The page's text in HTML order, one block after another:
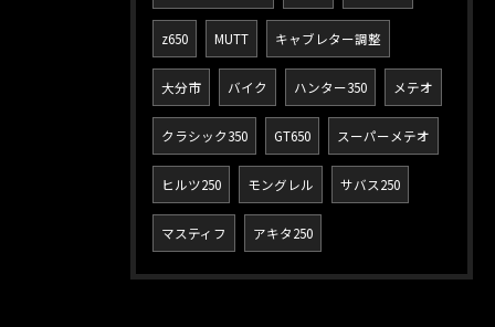
z650 MUTT キャブレター調整
大分市 バイク ハンター350 メテオ
クラシック350 GT650 スーパーメテオ
ヒルツ250 モングレル サバス250
マスティフ アキタ250